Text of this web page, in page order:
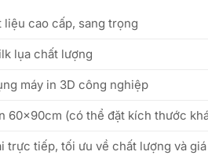
liệu cao cấp, sang trọng
lụa chất lượng
máy in 3D công nghiệp
60x90cm (có thể đặt kích thước
trực tiếp, tối ưu về chất lượng và